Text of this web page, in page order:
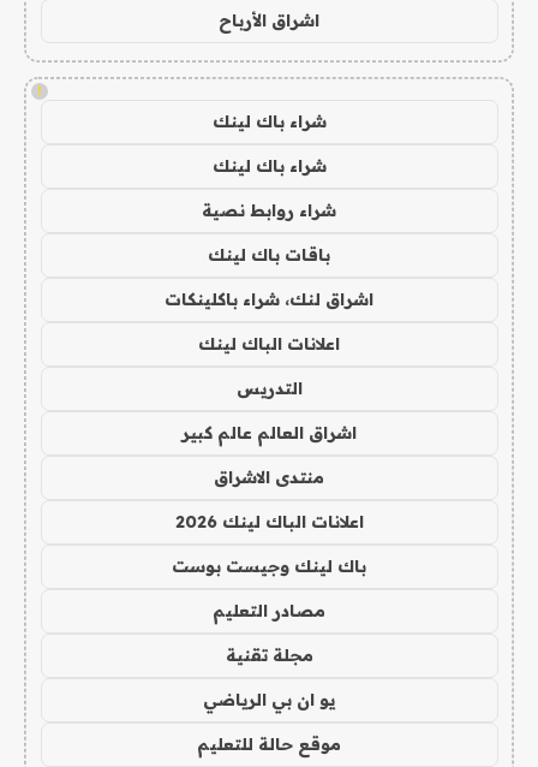
اشراق الأرباح
!
شراء باك لينك
شراء باك لينك
شراء روابط نصية
باقات باك لينك
اشراق لنك، شراء باكلينكات
اعلانات الباك لينك
التدريس
اشراق العالم عالم كبير
منتدى الاشراق
اعلانات الباك لينك 2026
باك لينك وجيست بوست
مصادر التعليم
مجلة تقنية
يو ان بي الرياضي
موقع حالة للتعليم